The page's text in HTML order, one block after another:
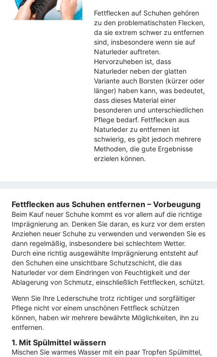
Fettflecken auf Schuhen gehören
zu den problematischsten Flecken,
da sie extrem schwer zu entfernen
sind, insbesondere wenn sie auf
Naturleder auftreten.
Hervorzuheben ist, dass
Naturleder neben der glatten
Variante auch Borsten (kürzer oder
länger) haben kann, was bedeutet,
dass dieses Material einer
besonderen und unterschiedlichen
Pflege bedarf. Fettflecken aus
Naturleder zu entfernen ist
schwierig, es gibt jedoch mehrere
Methoden, die gute Ergebnisse
erzielen können.
Fettflecken aus Schuhen entfernen – Vorbeugung
Beim Kauf neuer Schuhe kommt es vor allem auf die richtige
Imprägnierung an. Denken Sie daran, es kurz vor dem ersten
Anziehen neuer Schuhe zu verwenden und verwenden Sie es
dann regelmäßig, insbesondere bei schlechtem Wetter.
Durch eine richtig ausgewählte Imprägnierung entsteht auf
den Schuhen eine unsichtbare Schutzschicht, die das
Naturleder vor dem Eindringen von Feuchtigkeit und der
Ablagerung von Schmutz, einschließlich Fettflecken, schützt.
Wenn Sie Ihre Lederschuhe trotz richtiger und sorgfältiger
Pflege nicht vor einem unschönen Fettfleck schützen
können, haben wir mehrere bewährte Möglichkeiten, ihn zu
entfernen.
1. Mit Spülmittel wässern
Mischen Sie warmes Wasser mit ein paar Tropfen Spülmittel,